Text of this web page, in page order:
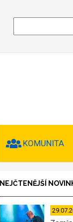
KOMUNITA
NEJČTENĚJŠÍ